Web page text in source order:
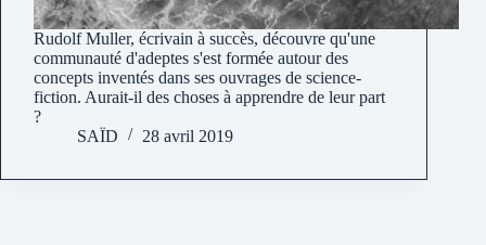
Rudolf Muller, écrivain à succès, découvre qu'une
communauté d'adeptes s'est formée autour des
concepts inventés dans ses ouvrages de science-
fiction. Aurait-il des choses à apprendre de leur part
?
SAÏD
28 avril 2019